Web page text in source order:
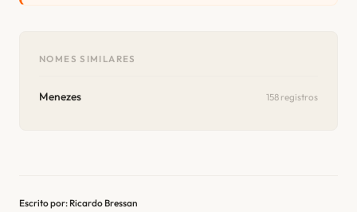
NOMES SIMILARES
Menezes 158 registros
Escrito por: Ricardo Bressan